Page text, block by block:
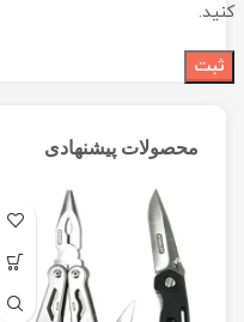
کنید.
محصولات پیشنهادی